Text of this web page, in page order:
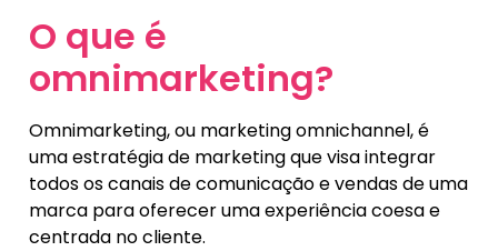
O que é
omnimarketing?
Omnimarketing, ou marketing omnichannel, é
uma estratégia de marketing que visa integrar
todos os canais de comunicação e vendas de uma
marca para oferecer uma experiência coesa e
centrada no cliente.